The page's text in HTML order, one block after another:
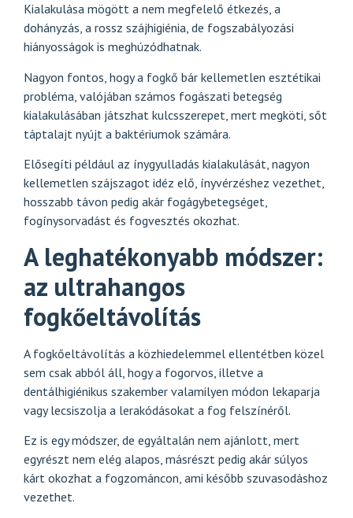
Kialakulása mögött a nem megfelelő étkezés, a
dohányzás, a rossz szájhigiénia, de fogszabályozási
hiányosságok is meghúzódhatnak.
Nagyon fontos, hogy a fogkő bár kellemetlen esztétikai
probléma, valójában számos fogászati betegség
kialakulásában játszhat kulcsszerepet, mert megköti, sőt
táptalajt nyújt a baktériumok számára.
Elősegíti például az ínygyulladás kialakulását, nagyon
kellemetlen szájszagot idéz elő, ínyvérzéshez vezethet,
hosszabb távon pedig akár fogágybetegséget,
fogínysorvadást és fogvesztés okozhat.
A leghatékonyabb módszer:
az ultrahangos
fogkőeltávolítás
A fogkőeltávolítás a közhiedelemmel ellentétben közel
sem csak abból áll, hogy a fogorvos, illetve a
dentálhigiénikus szakember valamilyen módon lekaparja
vagy lecsiszolja a lerakódásokat a fog felszínéről.
Ez is egy módszer, de egyáltalán nem ajánlott, mert
egyrészt nem elég alapos, másrészt pedig akár súlyos
kárt okozhat a fogzománcon, ami később szuvasodáshoz
vezethet.